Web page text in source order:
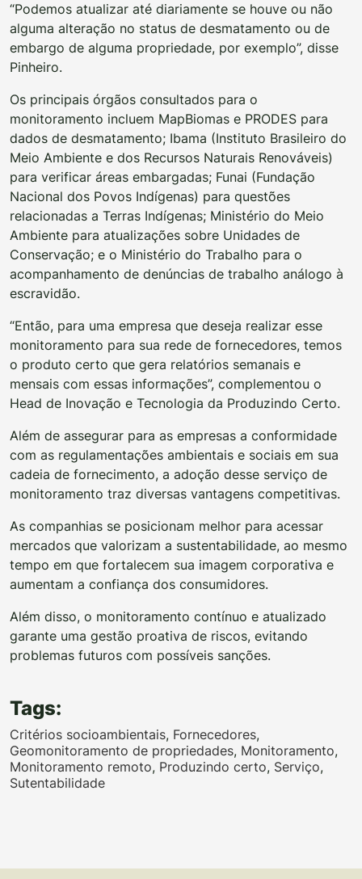
“Podemos atualizar até diariamente se houve ou não
alguma alteração no status de desmatamento ou de
embargo de alguma propriedade, por exemplo”, disse
Pinheiro.
Os principais órgãos consultados para o
monitoramento incluem MapBiomas e PRODES para
dados de desmatamento; Ibama (Instituto Brasileiro do
Meio Ambiente e dos Recursos Naturais Renováveis)
para verificar áreas embargadas; Funai (Fundação
Nacional dos Povos Indígenas) para questões
relacionadas a Terras Indígenas; Ministério do Meio
Ambiente para atualizações sobre Unidades de
Conservação; e o Ministério do Trabalho para o
acompanhamento de denúncias de trabalho análogo à
escravidão.
“Então, para uma empresa que deseja realizar esse
monitoramento para sua rede de fornecedores, temos
o produto certo que gera relatórios semanais e
mensais com essas informações”, complementou o
Head de Inovação e Tecnologia da Produzindo Certo.
Além de assegurar para as empresas a conformidade
com as regulamentações ambientais e sociais em sua
cadeia de fornecimento, a adoção desse serviço de
monitoramento traz diversas vantagens competitivas.
As companhias se posicionam melhor para acessar
mercados que valorizam a sustentabilidade, ao mesmo
tempo em que fortalecem sua imagem corporativa e
aumentam a confiança dos consumidores.
Além disso, o monitoramento contínuo e atualizado
garante uma gestão proativa de riscos, evitando
problemas futuros com possíveis sanções.
Tags:
Critérios socioambientais, Fornecedores,
Geomonitoramento de propriedades, Monitoramento,
Monitoramento remoto, Produzindo certo, Serviço,
Sutentabilidade